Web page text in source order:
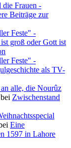
die Frauen -
Beiträge zur
Feste" -
groß oder Gott ist
Feste" -
als TV-
alle, die Nourûz
bei Zwischenstand
Eine
1597 in Lahore